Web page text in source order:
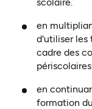
en
d'utiliser les
cadre des
en
formation